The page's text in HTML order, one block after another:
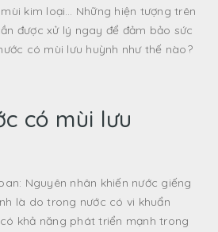
kim loại… Những hiện tượng trên
được xử lý ngay để đảm bảo sức
có mùi lưu huỳnh như thế nào?
có mùi lưu
Nguyên nhân khiến nước giếng
là do trong nước có vi khuẩn
khả năng phát triển mạnh trong